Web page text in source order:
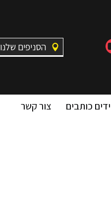
הסניפים שלנו
כותבים צור קשר